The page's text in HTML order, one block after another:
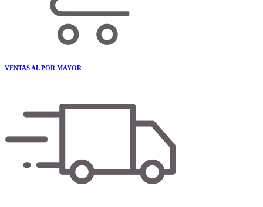
VENTAS AL POR MAYOR